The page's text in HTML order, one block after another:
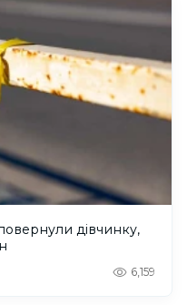
дівчинку,
6,159